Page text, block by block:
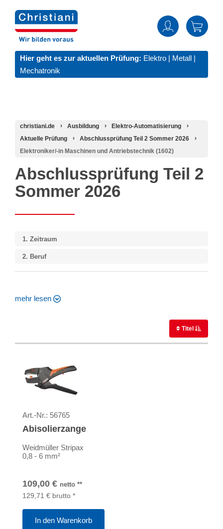
Hier geht es zur aktuellen Prüfung: Elektro | Metall |
Mechatronik
christiani.de Ausbildung
Elektro-Automatisierung
Aktuelle Prüfung
Abschlussprüfung Teil 2 Sommer 2026
Elektroniker/-in Maschinen und Antriebstechnik (1602)
Abschlussprüfung Teil 2
Sommer 2026
1. Zeitraum
2. Beruf
mehr lesen
Titel
Art.-Nr.: 56765
Abisolierzange
Weidmüller Stripax
0,8 - 6 mm²
109,00 € netto **
129,71 € brutto *
In den Warenkorb